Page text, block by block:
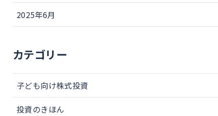
2025年6月
カテゴリー
子ども向け株式投資
投資のきほん